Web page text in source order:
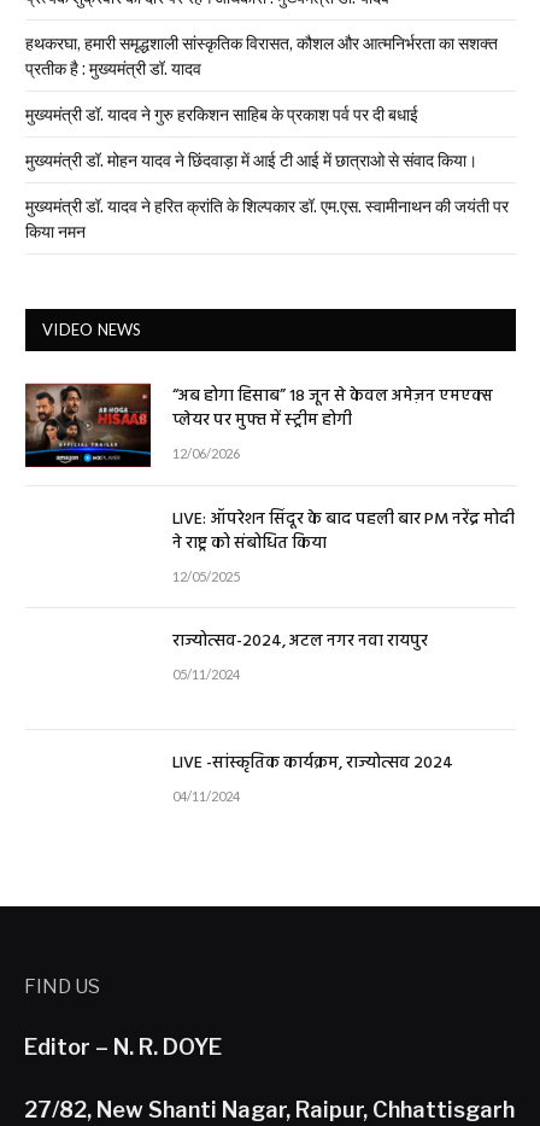
हथकरघा, हमारी समृद्धशाली सांस्कृतिक विरासत, कौशल और आत्मनिर्भरता का सशक्त
प्रतीक है : मुख्यमंत्री डॉ. यादव
मुख्यमंत्री डॉ. यादव ने गुरु हरकिशन साहिब के प्रकाश पर्व पर दी बधाई
मुख्यमंत्री डॉ. मोहन यादव ने छिंदवाड़ा में आई टी आई में छात्राओ से संवाद किया।
मुख्यमंत्री डॉ. यादव ने हरित क्रांति के शिल्पकार डॉ. एम.एस. स्वामीनाथन की जयंती पर
किया नमन
VIDEO NEWS
“अब होगा हिसाब” 18 जून से केवल अमेज़न एमएक्स
प्लेयर पर मुफ्त में स्ट्रीम होगी
12/06/2026
LIVE: ऑपरेशन सिंदूर के बाद पहली बार PM नरेंद्र मोदी
ने राष्ट्र को संबोधित किया
12/05/2025
राज्योत्सव-2024, अटल नगर नवा रायपुर
05/11/2024
LIVE -सांस्कृतिक कार्यक्रम, राज्योत्सव 2024
04/11/2024
FIND US
Editor – N. R. DOYE
27/82, New Shanti Nagar, Raipur, Chhattisgarh